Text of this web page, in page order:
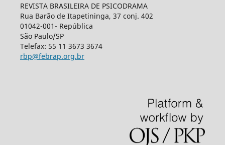
REVISTA BRASILEIRA DE PSICODRAMA
Rua Barão de Itapetininga, 37 conj. 402
01042-001- República
São Paulo/SP
Telefax: 55 11 3673 3674
rbp@febrap.org.br